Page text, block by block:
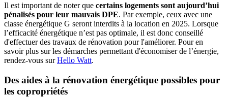
Il est important de noter que certains logements sont aujourd’hui
pénalisés pour leur mauvais DPE. Par exemple, ceux avec une
classe énergétique G seront interdits à la location en 2025. Lorsque
l’efficacité énergétique n’est pas optimale, il est donc conseillé
d'effectuer des travaux de rénovation pour l'améliorer. Pour en
savoir plus sur les démarches permettant d'économiser de l’énergie,
rendez-vous surHello Watt.
Des aides à la rénovation énergétique possibles pour
les copropriétés